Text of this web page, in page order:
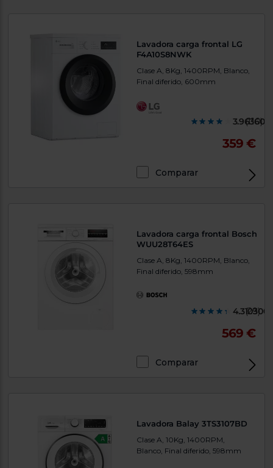
Lavadora carga frontal LG
F4A10S8NWK
Clase A, 8Kg, 1400RPM, Blanco,
Final diferido, 600mm
(110)
359 €
Comparar
Lavadora carga frontal Bosch
WUU28T64ES
Clase A, 8Kg, 1400RPM, Blanco,
Final diferido, 598mm
(29)
569 €
Comparar
Lavadora Balay 3TS3107BD
Clase A, 10Kg, 1400RPM,
Blanco, Final diferido, 598mm